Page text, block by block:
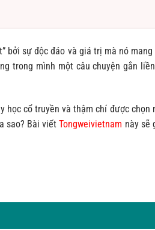
bởi sự độc đáo và giá trị mà nó
trong mình một câu chuyện gắn
học cổ truyền và thậm chí được chọn
sao? Bài viếtTongweivietnam này sẽ